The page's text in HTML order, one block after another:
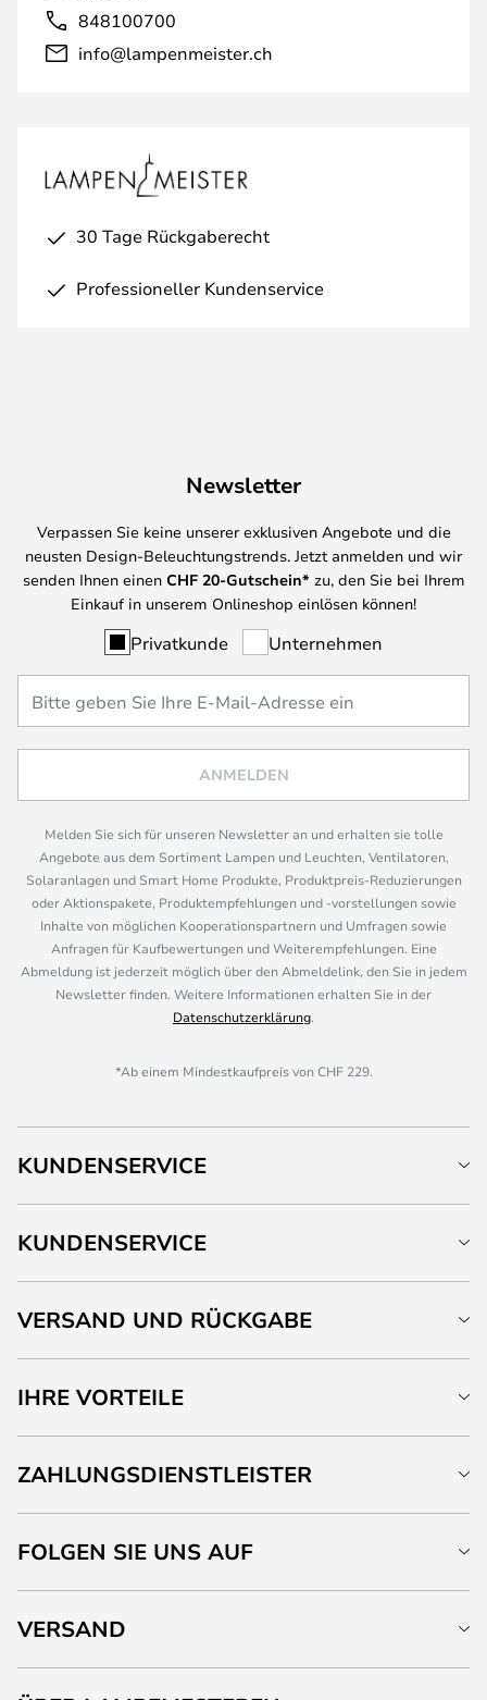
848100700
info@lampenmeister.ch
30 Tage Rückgaberecht
Professioneller Kundenservice
Newsletter
Verpassen Sie keine unserer exklusiven Angebote und die
neusten Design-Beleuchtungstrends. Jetzt anmelden und wir
senden Ihnen einen CHF 20-Gutschein* zu, den Sie bei Ihrem
Einkauf in unserem Onlineshop einlösen können!
Privatkunde Unternehmen
ANMELDEN
Melden Sie sich für unseren Newsletter an und erhalten sie tolle
Angebote aus dem Sortiment Lampen und Leuchten, Ventilatoren,
Solaranlagen und Smart Home Produkte, Produktpreis-Reduzierungen
oder Aktionspakete, Produktempfehlungen und -vorstellungen sowie
Inhalte von möglichen Kooperationspartnern und Umfragen sowie
Anfragen für Kaufbewertungen und Weiterempfehlungen. Eine
Abmeldung ist jederzeit möglich über den Abmeldelink, den Sie in jedem
Newsletter finden. Weitere Informationen erhalten Sie in der
Datenschutzerklärung.
*Ab einem Mindestkaufpreis von CHF 229.
KUNDENSERVICE
KUNDENSERVICE
VERSAND UND RÜCKGABE
IHRE VORTEILE
ZAHLUNGSDIENSTLEISTER
FOLGEN SIE UNS AUF
VERSAND